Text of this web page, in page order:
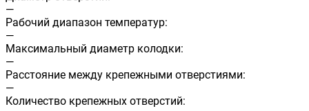
—
Рабочий диапазон температур:
—
Максимальный диаметр колодки:
—
Расстояние между крепежными отверстиями:
—
Количество крепежных отверстий: